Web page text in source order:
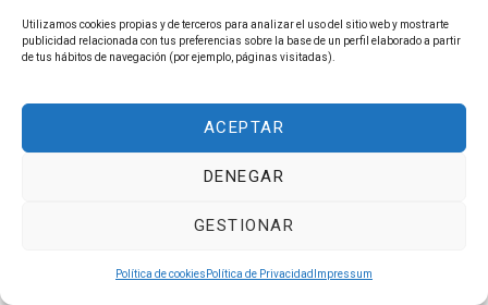
Utilizamos cookies propias y de terceros para analizar el uso del sitio web y mostrarte
publicidad relacionada con tus preferencias sobre la base de un perfil elaborado a partir
de tus hábitos de navegación (por ejemplo, páginas visitadas).
ACEPTAR
DENEGAR
GESTIONAR
Política de cookies Política de Privacidad Impressum
Recuérdame
Contraseña perdida